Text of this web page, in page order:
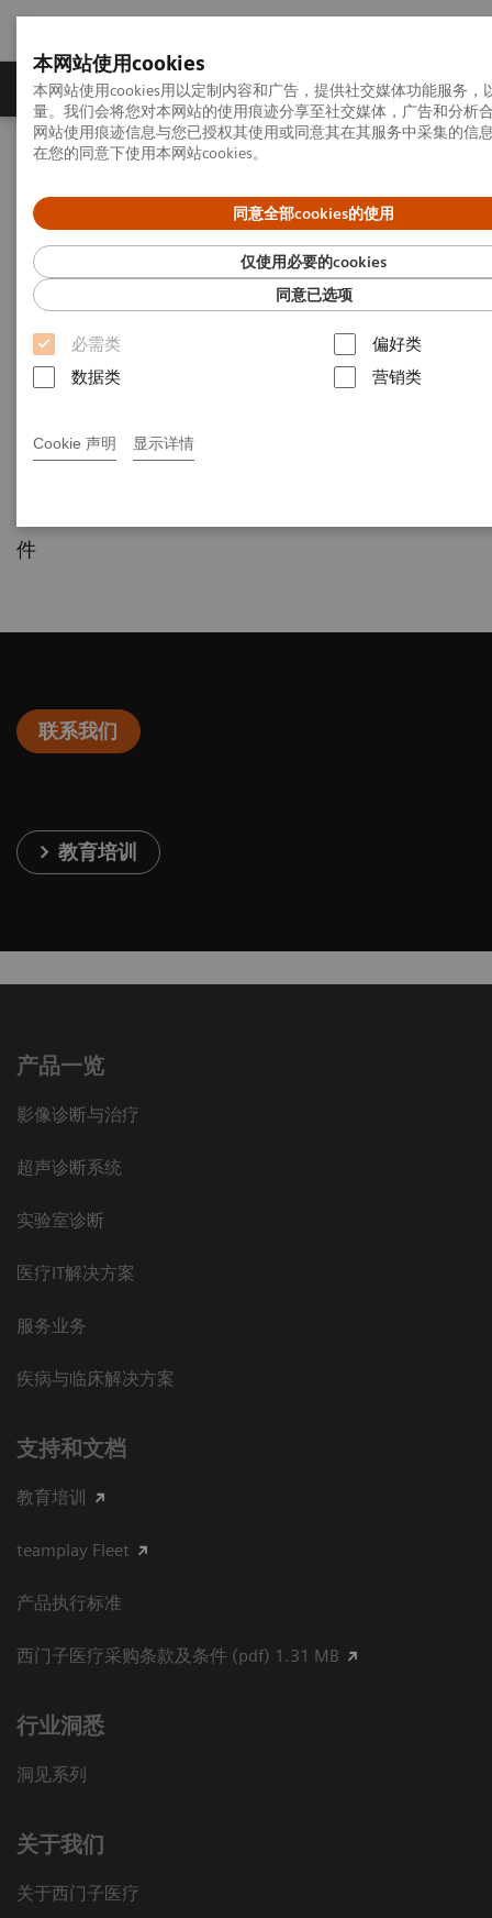
本网站使用cookies
本网站使用cookies用以定制内容和广告，提供社交媒体功能服务，
量。我们会将您对本网站的使用痕迹分享至社交媒体，广告和分析
网站使用痕迹信息与您已授权其使用或同意其在其服务中采集的信
在您的同意下使用本网站cookies。
同意全部cookies的使用
仅使用必要的cookies
同意已选项
必需类
偏好类
数据类
营销类
Cookie 声明 显示详情
产品一览 疾病与临床解决方案 相关信息
首页 服务业务 产品执行标准
移动式C形臂X射线机
GB 9706.1-2007 医用电气设备 第1部分：安全通用
要求
要求并列标准：电磁兼容 要求和试验
件
联系我们
教育培训
产品一览
影像诊断与治疗
超声诊断系统
实验室诊断
医疗IT解决方案
服务业务
疾病与临床解决方案
支持和文档
教育培训
teamplay Fleet
产品执行标准
西门子医疗采购条款及条件 (pdf) 1.31 MB
行业洞悉
洞见系列
关于我们
关于西门子医疗